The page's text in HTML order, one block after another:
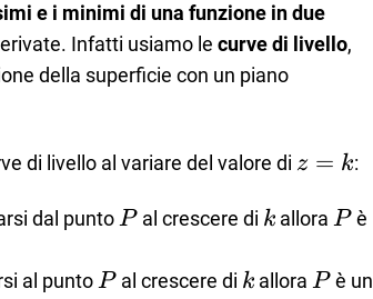
e i minimi di una funzione in due
Infatti usiamo le curve di livello,
della superficie con un piano
di livello al variare del valore di z=k
z = k:
dal puntoP
Pal crescere di k
k allora P
P è
al puntoP
Pal crescere di k
k allora P
P è un